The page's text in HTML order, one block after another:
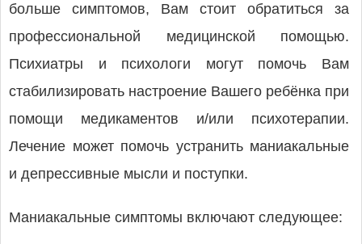
больше симптомов, Вам стоит обратиться за
профессиональной медицинской помощью.
Психиатры и психологи могут помочь Вам
стабилизировать настроение Вашего ребёнка при
помощи медикаментов и/или психотерапии.
Лечение может помочь устранить маниакальные
и депрессивные мысли и поступки.
Маниакальные симптомы включают следующее: